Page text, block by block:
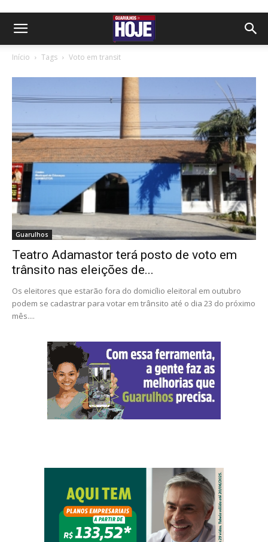
Início Tags Voto em transit
Guarulhos
Teatro Adamastor terá posto de voto em
trânsito nas eleições de...
Os eleitores que estarão fora do domicílio eleitoral em outubro
podem se cadastrar para votar em trânsito até o dia 23 do próximo
mês....